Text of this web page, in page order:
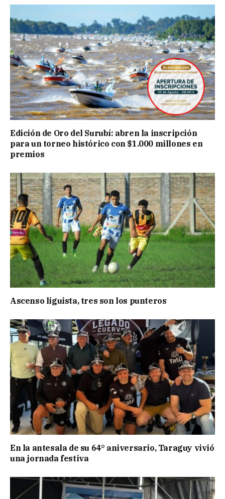
Edición de Oro del Surubí: abren la inscripción
para un torneo histórico con $1.000 millones en
premios
Ascenso liguista, tres son los punteros
En la antesala de su 64° aniversario, Taraguy vivió
una jornada festiva